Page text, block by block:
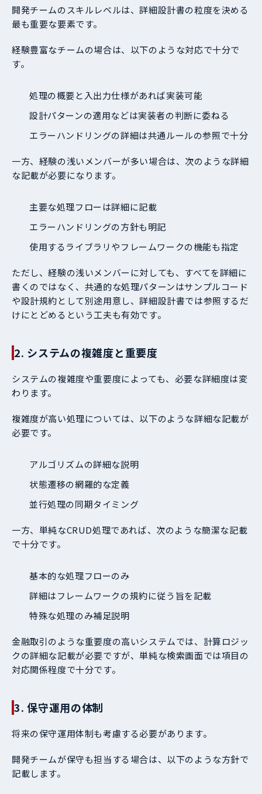
開発チームのスキルレベルは、詳細設計書の粒度を決める
最も重要な要素です。
経験豊富なチームの場合は、以下のような対応で十分で
す。
処理の概要と入出力仕様があれば実装可能
設計パターンの適用などは実装者の判断に委ねる
エラーハンドリングの詳細は共通ルールの参照で十分
一方、経験の浅いメンバーが多い場合は、次のような詳細
な記載が必要になります。
主要な処理フローは詳細に記載
エラーハンドリングの方針も明記
使用するライブラリやフレームワークの機能も指定
ただし、経験の浅いメンバーに対しても、すべてを詳細に
書くのではなく、共通的な処理パターンはサンプルコード
や設計規約として別途用意し、詳細設計書では参照するだ
けにとどめるという工夫も有効です。
2. システムの複雑度と重要度
システムの複雑度や重要度によっても、必要な詳細度は変
わります。
複雑度が高い処理については、以下のような詳細な記載が
必要です。
アルゴリズムの詳細な説明
状態遷移の網羅的な定義
並行処理の同期タイミング
一方、単純なCRUD処理であれば、次のような簡潔な記載
で十分です。
基本的な処理フローのみ
詳細はフレームワークの規約に従う旨を記載
特殊な処理のみ補足説明
金融取引のような重要度の高いシステムでは、計算ロジッ
クの詳細な記載が必要ですが、単純な検索画面では項目の
対応関係程度で十分です。
3. 保守運用の体制
将来の保守運用体制も考慮する必要があります。
開発チームが保守も担当する場合は、以下のような方針で
記載します。